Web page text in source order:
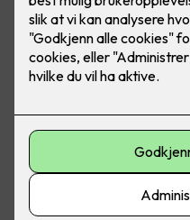
mat. Om man glemmer å
varmt, er det viktig å ha
komfyrvakt mKomfy®
Hva er en